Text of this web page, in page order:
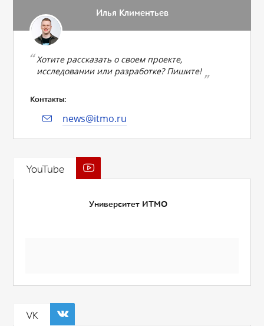
Илья Климентьев
Хотите рассказать о своем проекте,
исследовании или разработке? Пишите!
Контакты:
news@itmo.ru
YouTube
Университет ИТМО
VK